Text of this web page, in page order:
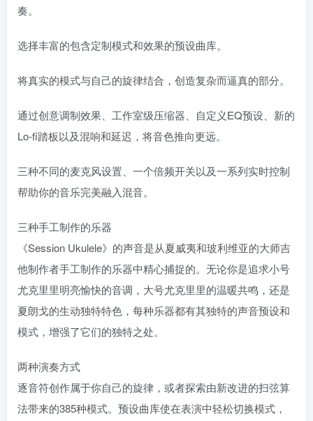
奏。
选择丰富的包含定制模式和效果的预设曲库。
将真实的模式与自己的旋律结合，创造复杂而逼真的部分。
通过创意调制效果、工作室级压缩器、自定义EQ预设、新的
Lo-fi踏板以及混响和延迟，将音色推向更远。
三种不同的麦克风设置、一个倍频开关以及一系列实时控制
帮助你的音乐完美融入混音。
三种手工制作的乐器
《Session Ukulele》的声音是从夏威夷和玻利维亚的大师吉
他制作者手工制作的乐器中精心捕捉的。无论你是追求小号
尤克里里明亮愉快的音调，大号尤克里里的温暖共鸣，还是
夏朗戈的生动独特特色，每种乐器都有其独特的声音预设和
模式，增强了它们的独特之处。
两种演奏方式
逐音符创作属于你自己的旋律，或者探索由新改进的扫弦算
法带来的385种模式。预设曲库使在表演中轻松切换模式，